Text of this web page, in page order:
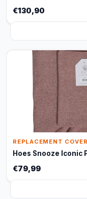
€130,90
REPLACEMENT
Hoes Snooze Iconic
€79,99